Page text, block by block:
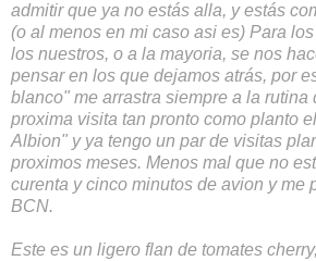
admitir que ya no estás alla, y estás
(o al menos en mi caso asi es) Para
los nuestros, o a la mayoria, se nos
pensar en los que dejamos atrás, por
blanco" me arrastra siempre a la rutina
proxima visita tan pronto como planto
Albion" y ya tengo un par de visitas
proximos meses. Menos mal que no
curenta y cinco minutos de avion y me
BCN.
Este es un ligero flan de tomates